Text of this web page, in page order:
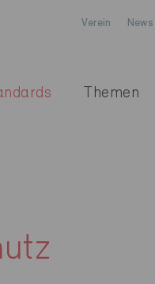
Verein News
Themen